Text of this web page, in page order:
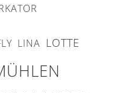
LINA LOTTE